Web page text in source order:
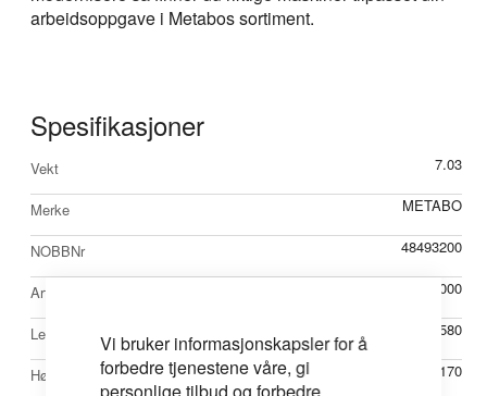
Vi bruker informasjonskapsler for å
forbedre tjenestene våre, gi
arbeidsoppgave i Metabos sortiment.
Spesifikasjoner
Mer
informasjon
Vekt 7.03
Merke METABO
NOBBNr 48493200
Artikkelnr M606472000
Lengde mm 580
Høyde mm 170